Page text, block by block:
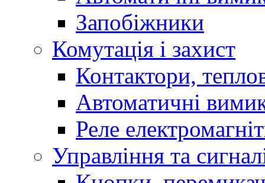
Запобіжники
Комутація і захист
Контактори,
Автоматичні
Реле
Управління та